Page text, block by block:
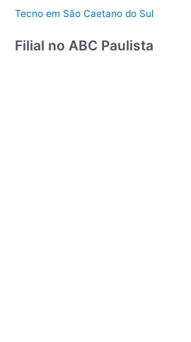
Tecno em São Caetano do Sul
Filial no ABC Paulista